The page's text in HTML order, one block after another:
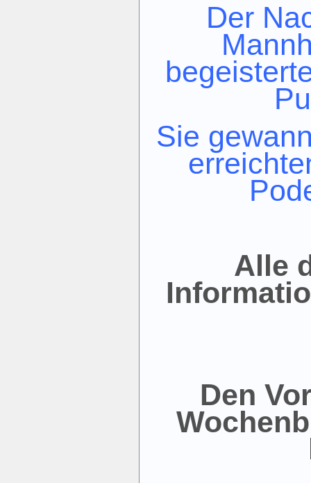
Der
Sie
Alle
Den